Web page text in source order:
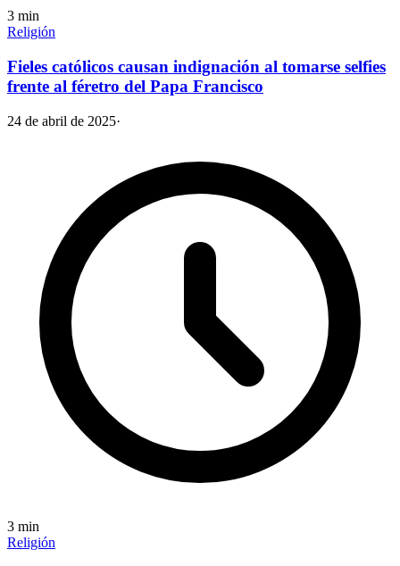
3 min
Religión
Fieles católicos causan indignación al tomarse selfies
frente al féretro del Papa Francisco
24 de abril de 2025·
3 min
Religión